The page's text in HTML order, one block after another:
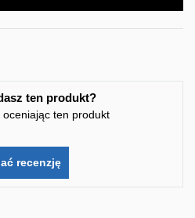
ten produkt?
oceniając ten produkt
recenzję